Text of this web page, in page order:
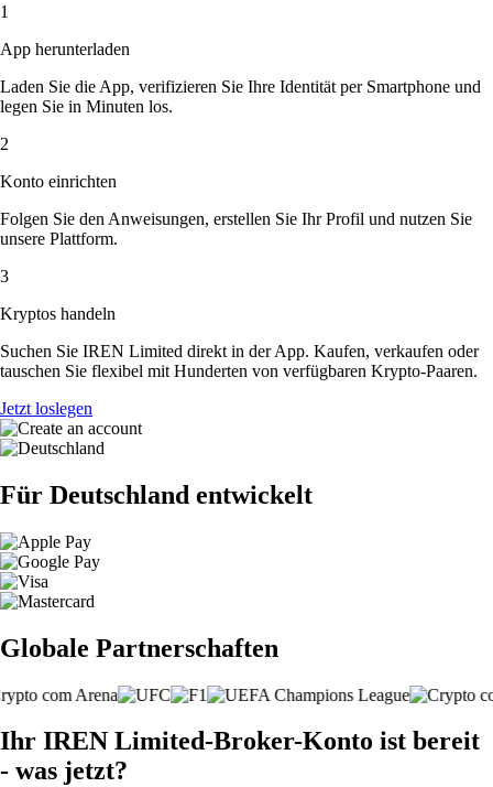
1
App herunterladen
Laden Sie die App, verifizieren Sie Ihre Identität per Smartphone und
legen Sie in Minuten los.
2
Konto einrichten
Folgen Sie den Anweisungen, erstellen Sie Ihr Profil und nutzen Sie
unsere Plattform.
3
Kryptos handeln
Suchen Sie IREN Limited direkt in der App. Kaufen, verkaufen oder
tauschen Sie flexibel mit Hunderten von verfügbaren Krypto-Paaren.
Jetzt loslegen
Für Deutschland entwickelt
Globale Partnerschaften
Ihr IREN Limited-Broker-Konto ist bereit
- was jetzt?